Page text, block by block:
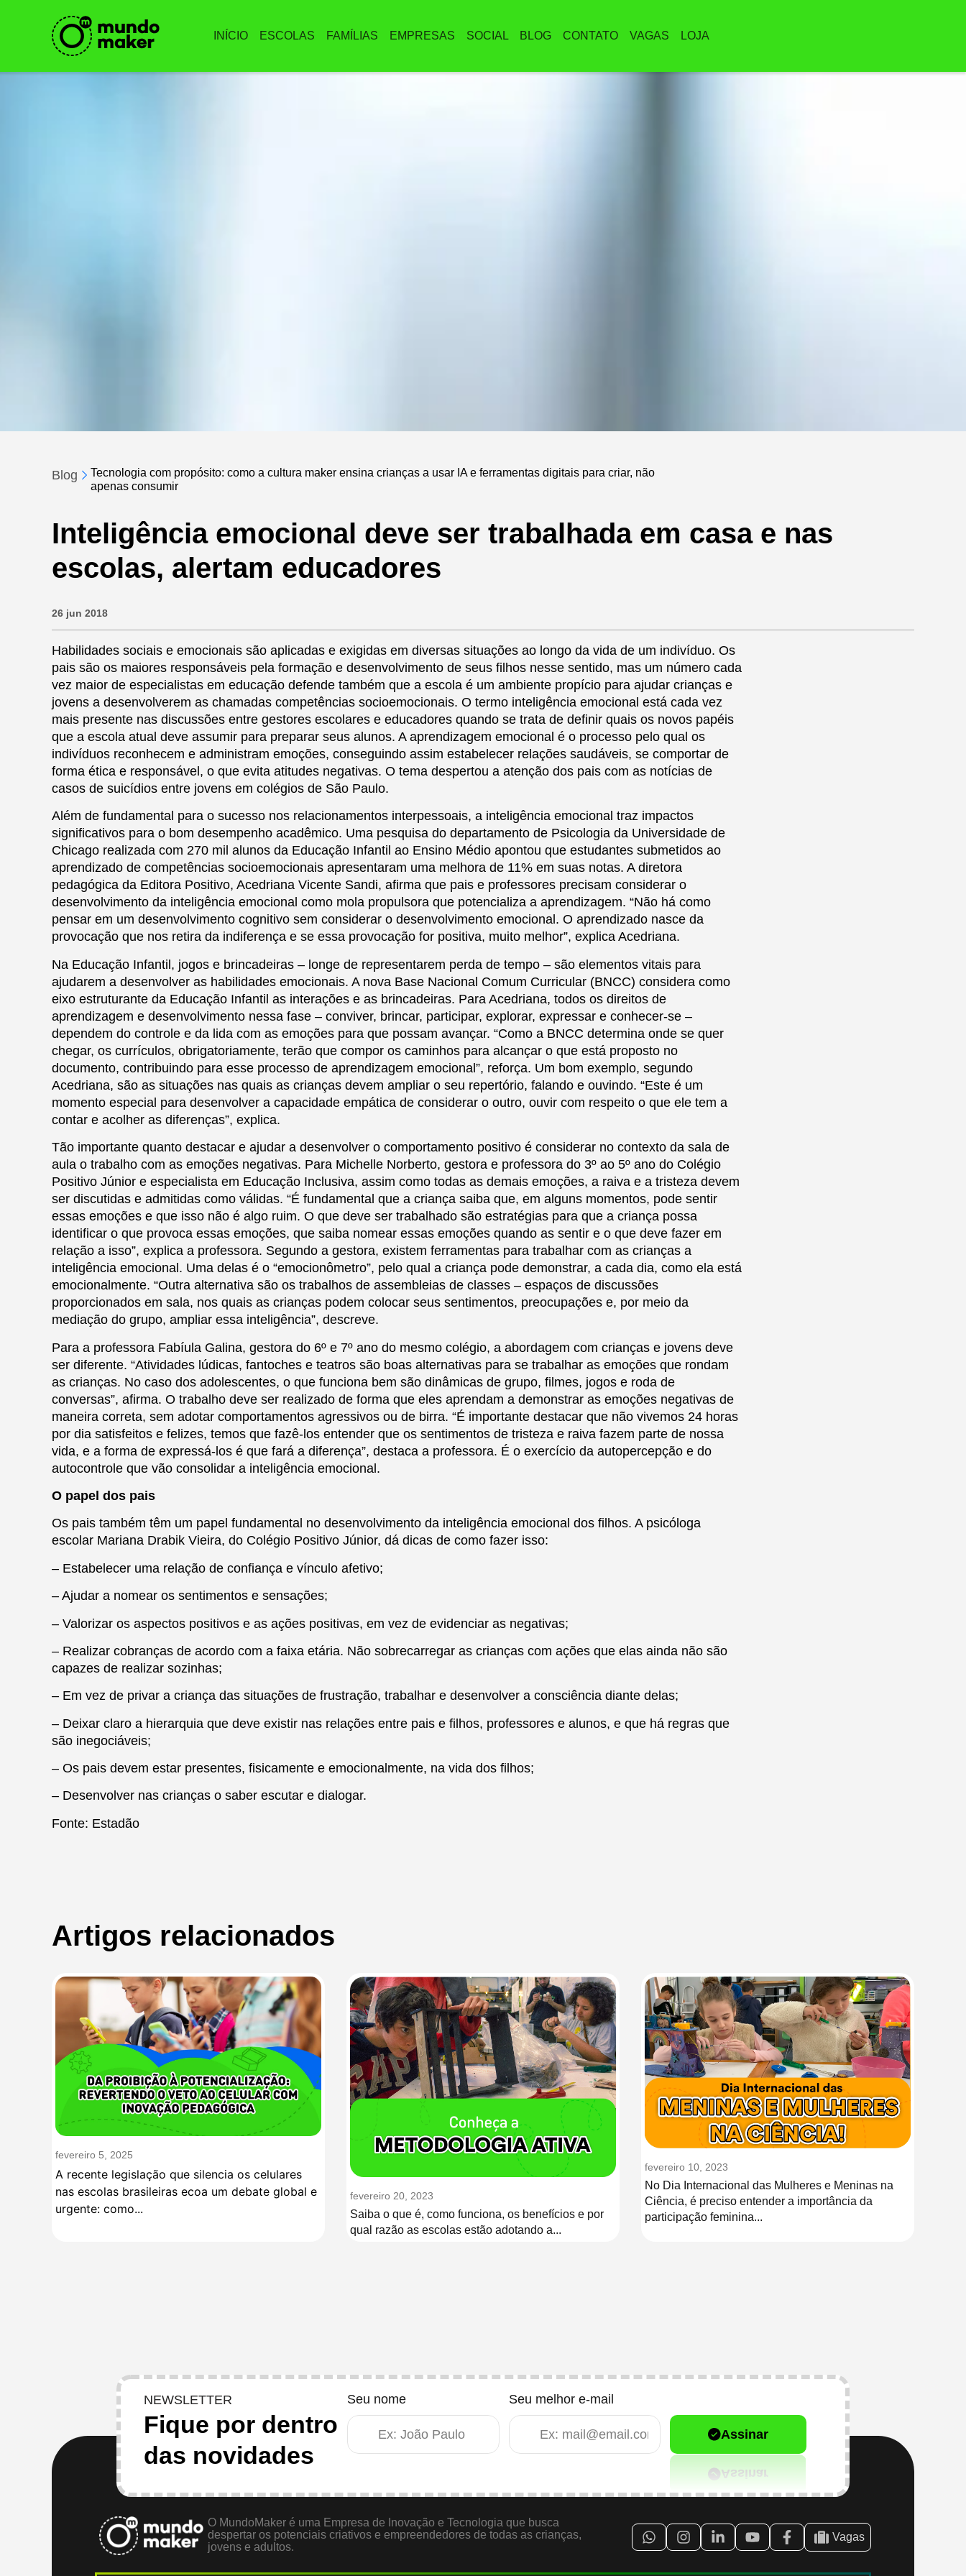
INÍCIO ESCOLAS FAMÍLIAS EMPRESAS SOCIAL BLOG CONTATO VAGAS LOJA
Blog
Tecnologia com propósito: como a cultura maker ensina crianças a usar IA e ferramentas digitais para criar, não
apenas consumir
Inteligência emocional deve ser trabalhada em casa e nas
escolas, alertam educadores
26 jun 2018
Habilidades sociais e emocionais são aplicadas e exigidas em diversas situações ao longo da vida de um indivíduo. Os
pais são os maiores responsáveis pela formação e desenvolvimento de seus filhos nesse sentido, mas um número cada
vez maior de especialistas em educação defende também que a escola é um ambiente propício para ajudar crianças e
jovens a desenvolverem as chamadas competências socioemocionais. O termo inteligência emocional está cada vez
mais presente nas discussões entre gestores escolares e educadores quando se trata de definir quais os novos papéis
que a escola atual deve assumir para preparar seus alunos. A aprendizagem emocional é o processo pelo qual os
indivíduos reconhecem e administram emoções, conseguindo assim estabelecer relações saudáveis, se comportar de
forma ética e responsável, o que evita atitudes negativas. O tema despertou a atenção dos pais com as notícias de
casos de suicídios entre jovens em colégios de São Paulo.
Além de fundamental para o sucesso nos relacionamentos interpessoais, a inteligência emocional traz impactos
significativos para o bom desempenho acadêmico. Uma pesquisa do departamento de Psicologia da Universidade de
Chicago realizada com 270 mil alunos da Educação Infantil ao Ensino Médio apontou que estudantes submetidos ao
aprendizado de competências socioemocionais apresentaram uma melhora de 11% em suas notas. A diretora
pedagógica da Editora Positivo, Acedriana Vicente Sandi, afirma que pais e professores precisam considerar o
desenvolvimento da inteligência emocional como mola propulsora que potencializa a aprendizagem. “Não há como
pensar em um desenvolvimento cognitivo sem considerar o desenvolvimento emocional. O aprendizado nasce da
provocação que nos retira da indiferença e se essa provocação for positiva, muito melhor”, explica Acedriana.
Na Educação Infantil, jogos e brincadeiras – longe de representarem perda de tempo – são elementos vitais para
ajudarem a desenvolver as habilidades emocionais. A nova Base Nacional Comum Curricular (BNCC) considera como
eixo estruturante da Educação Infantil as interações e as brincadeiras. Para Acedriana, todos os direitos de
aprendizagem e desenvolvimento nessa fase – conviver, brincar, participar, explorar, expressar e conhecer-se –
dependem do controle e da lida com as emoções para que possam avançar. “Como a BNCC determina onde se quer
chegar, os currículos, obrigatoriamente, terão que compor os caminhos para alcançar o que está proposto no
documento, contribuindo para esse processo de aprendizagem emocional”, reforça. Um bom exemplo, segundo
Acedriana, são as situações nas quais as crianças devem ampliar o seu repertório, falando e ouvindo. “Este é um
momento especial para desenvolver a capacidade empática de considerar o outro, ouvir com respeito o que ele tem a
contar e acolher as diferenças”, explica.
Tão importante quanto destacar e ajudar a desenvolver o comportamento positivo é considerar no contexto da sala de
aula o trabalho com as emoções negativas. Para Michelle Norberto, gestora e professora do 3º ao 5º ano do Colégio
Positivo Júnior e especialista em Educação Inclusiva, assim como todas as demais emoções, a raiva e a tristeza devem
ser discutidas e admitidas como válidas. “É fundamental que a criança saiba que, em alguns momentos, pode sentir
essas emoções e que isso não é algo ruim. O que deve ser trabalhado são estratégias para que a criança possa
identificar o que provoca essas emoções, que saiba nomear essas emoções quando as sentir e o que deve fazer em
relação a isso”, explica a professora. Segundo a gestora, existem ferramentas para trabalhar com as crianças a
inteligência emocional. Uma delas é o “emocionômetro”, pelo qual a criança pode demonstrar, a cada dia, como ela está
emocionalmente. “Outra alternativa são os trabalhos de assembleias de classes – espaços de discussões
proporcionados em sala, nos quais as crianças podem colocar seus sentimentos, preocupações e, por meio da
mediação do grupo, ampliar essa inteligência”, descreve.
Para a professora Fabíula Galina, gestora do 6º e 7º ano do mesmo colégio, a abordagem com crianças e jovens deve
ser diferente. “Atividades lúdicas, fantoches e teatros são boas alternativas para se trabalhar as emoções que rondam
as crianças. No caso dos adolescentes, o que funciona bem são dinâmicas de grupo, filmes, jogos e roda de
conversas”, afirma. O trabalho deve ser realizado de forma que eles aprendam a demonstrar as emoções negativas de
maneira correta, sem adotar comportamentos agressivos ou de birra. “É importante destacar que não vivemos 24 horas
por dia satisfeitos e felizes, temos que fazê-los entender que os sentimentos de tristeza e raiva fazem parte de nossa
vida, e a forma de expressá-los é que fará a diferença”, destaca a professora. É o exercício da autopercepção e do
autocontrole que vão consolidar a inteligência emocional.
O papel dos pais
Os pais também têm um papel fundamental no desenvolvimento da inteligência emocional dos filhos. A psicóloga
escolar Mariana Drabik Vieira, do Colégio Positivo Júnior, dá dicas de como fazer isso:
– Estabelecer uma relação de confiança e vínculo afetivo;
– Ajudar a nomear os sentimentos e sensações;
– Valorizar os aspectos positivos e as ações positivas, em vez de evidenciar as negativas;
– Realizar cobranças de acordo com a faixa etária. Não sobrecarregar as crianças com ações que elas ainda não são
capazes de realizar sozinhas;
– Em vez de privar a criança das situações de frustração, trabalhar e desenvolver a consciência diante delas;
– Deixar claro a hierarquia que deve existir nas relações entre pais e filhos, professores e alunos, e que há regras que
são inegociáveis;
– Os pais devem estar presentes, fisicamente e emocionalmente, na vida dos filhos;
– Desenvolver nas crianças o saber escutar e dialogar.
Fonte: Estadão
Artigos relacionados
fevereiro 5, 2025
A recente legislação que silencia os celulares
nas escolas brasileiras ecoa um debate global e
urgente: como...
fevereiro 20, 2023
Saiba o que é, como funciona, os benefícios e por
qual razão as escolas estão adotando a...
fevereiro 10, 2023
No Dia Internacional das Mulheres e Meninas na
Ciência, é preciso entender a importância da
participação feminina...
NEWSLETTER
Fique por dentro
das novidades
Seu nome Seu melhor e-mail
Assinar
O MundoMaker é uma Empresa de Inovação e Tecnologia que busca
despertar os potenciais criativos e empreendedores de todas as crianças,
jovens e adultos.
Vagas